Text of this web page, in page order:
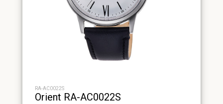
RA-AC0022S
Orient RA-AC0022S